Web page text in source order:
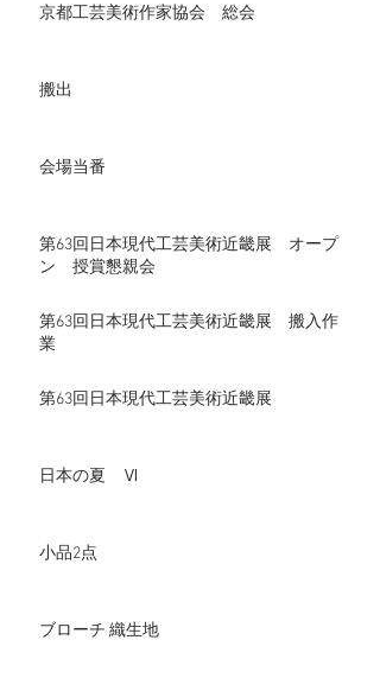
京都工芸美術作家協会 総会
搬出
会場当番
第63回日本現代工芸美術近畿展 オープ
ン 授賞懇親会
第63回日本現代工芸美術近畿展 搬入作
業
第63回日本現代工芸美術近畿展
日本の夏 Ⅵ
小品2点
ブローチ 織生地